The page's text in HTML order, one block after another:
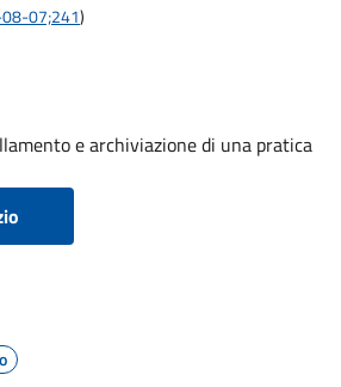
07;241)
e archiviazione di una pratica